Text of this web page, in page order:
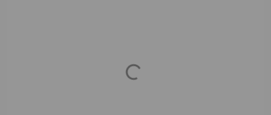
Loading...